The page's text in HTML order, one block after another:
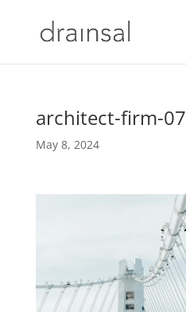
architect-firm-07
May 8, 2024